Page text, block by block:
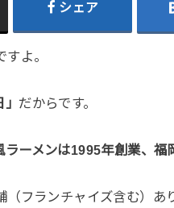
シェア
よ。
だからです。
ラーメンは1995年創業、福
フランチャイズ含む）あ